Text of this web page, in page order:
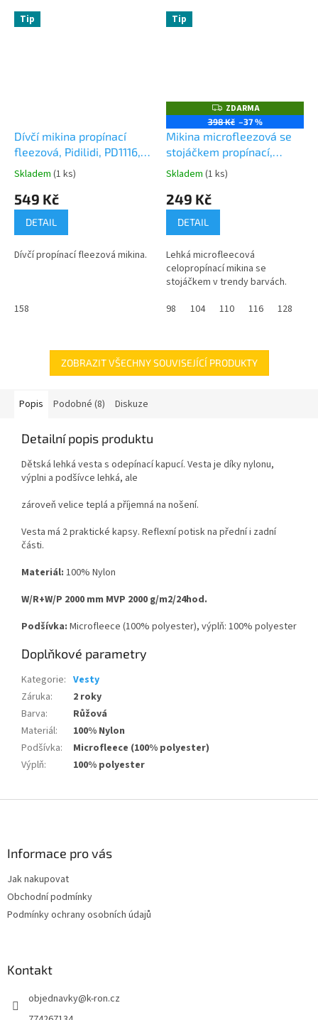
Tip
Dívčí mikina propínací
fleezová, Pidilidi, PD1116,
holka
Průměrné
produktu
5
Skladem (1 ks)
549 Kč
DETAIL
Dívčí propínací fleezová mikina.
158
Tip
Z
D
A
R
A
ZDARMA
398 Kč –37 %
Mikina microfleezová se
stojáčkem propínací,
Pidilidi, PD1068, Holka
Průměrné
produktu
5
hvězdiček.
Skladem (1 ks)
249 Kč
DETAIL
Lehká microfleecová
celopropínací mikina se
stojáčkem v trendy barvách.
98
104 110 116 128
ZOBRAZIT VŠECHNY SOUVISEJÍCÍ PRODUKTY
Popis Podobné (8) Diskuze
Detailní popis produktu
Dětská lehká vesta s odepínací kapucí. Vesta je díky nylonu,
výplni a podšívce lehká, ale
zároveň velice teplá a příjemná na nošení.
Vesta má 2 praktické kapsy. Reflexní potisk na přední i zadní
části.
Materiál: 100% Nylon
W/R+W/P 2000 mm MVP 2000 g/m2/24hod.
Podšívka: Microfleece (100% polyester), výplň: 100% polyester
Doplňkové parametry
Kategorie: Vesty
Záruka:
2 roky
Barva:
Růžová
Materiál:
100% Nylon
Podšívka:
Microfleece (100% polyester)
Výplň: 100% polyester
Informace pro vás
Jak nakupovat
Obchodní podmínky
Podmínky ochrany osobních údajů
Kontakt
objednavky@k-ron.cz